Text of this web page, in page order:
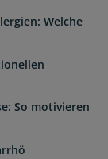
Welche
So motivieren